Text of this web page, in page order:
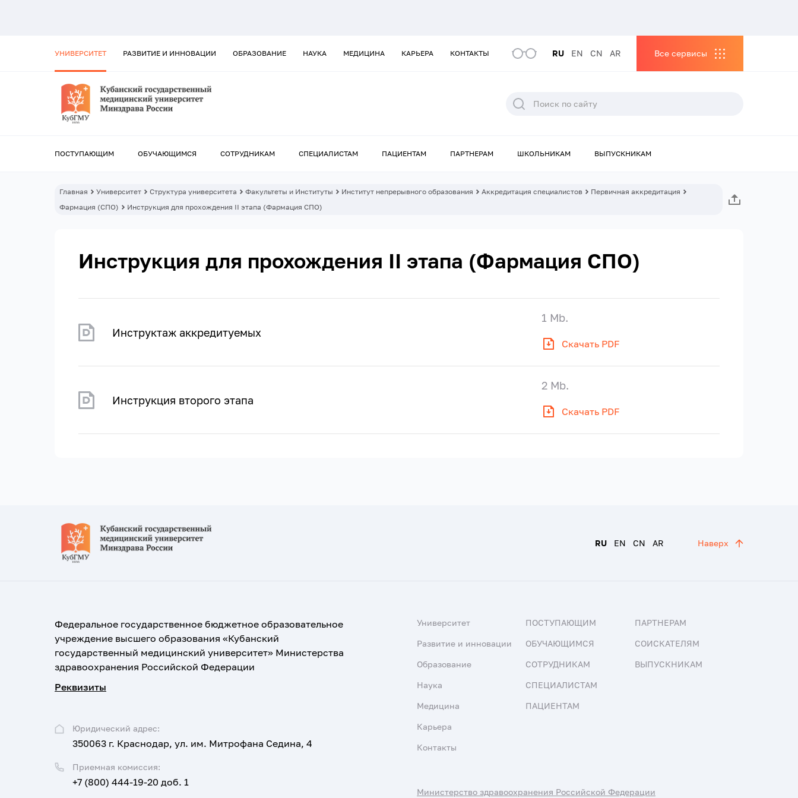
УНИВЕРСИТЕТ РАЗВИТИЕ И ИННОВАЦИИ ОБРАЗОВАНИЕ НАУКА МЕДИЦИНА КАРЬЕРА КОНТАКТЫ RU EN CN AR Все сервисы
ПОСТУПАЮЩИМ ОБУЧАЮЩИМСЯ СОТРУДНИКАМ СПЕЦИАЛИСТАМ ПАЦИЕНТАМ ПАРТНЕРАМ ШКОЛЬНИКАМ ВЫПУСКНИКАМ
Главная Университет Структура университета Факультеты и Институты Институт непрерывного образования Аккредитация специалистов
Первичная аккредитация
Фармация (СПО)
Инструкция для прохождения II этапа (Фармация СПО)
Инструкция для прохождения II этапа (Фармация СПО)
Инструктаж аккредитуемых
Скачать PDF
1 Mb.
Инструкция второго этапа
Скачать PDF
2 Mb.
RU EN CN AR Наверх
Федеральное государственное бюджетное образовательное
учреждение высшего образования «Кубанский
государственный медицинский университет» Министерства
здравоохранения Российской Федерации
Реквизиты
Юридический адрес:
350063 г. Краснодар, ул. им. Митрофана Седина, 4
Приемная комиссия:
+7 (800) 444-19-20 доб. 1
Университет
Развитие и инновации
Образование
Наука
Медицина
Карьера
Контакты
ПОСТУПАЮЩИМ
ОБУЧАЮЩИМСЯ
СОТРУДНИКАМ
СПЕЦИАЛИСТАМ
ПАЦИЕНТАМ
ПАРТНЕРАМ
СОИСКАТЕЛЯМ
ВЫПУСКНИКАМ
Министерство здравоохранения Российской Федерации